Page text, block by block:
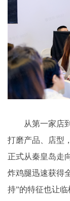
从第一家店
打磨产品、店型
正式从秦皇岛走
炸鸡腿迅速获得
持”的特征也让